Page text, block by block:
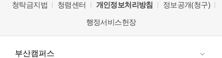
청탁금지법 청렴센터 개인정보처리방침 정보공개(청구)
행정서비스헌장
부산캠퍼스